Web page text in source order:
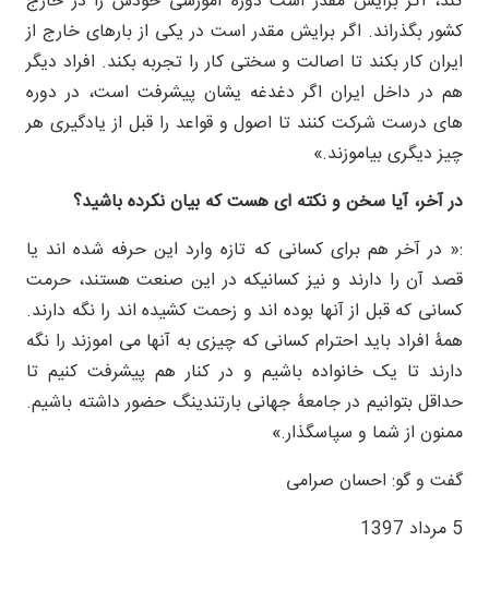
کشور بگذراند. اگر برایش مقدر است در یکی از بارهای خارج از
ایران کار بکند تا اصالت و سختی کار را تجربه بکند. افراد دیگر
هم در داخل ایران اگر دغدغه یشان پیشرفت است، در دوره
های درست شرکت کنند تا اصول و قواعد را قبل از یادگیری هر
چیز دیگری بیاموزند.»
در آخر، آیا سخن و نکته ای هست که بیان نکرده باشید؟
:« در آخر هم برای کسانی که تازه وارد این حرفه شده اند یا
قصد آن را دارند و نیز کسانیکه در این صنعت هستند، حرمت
کسانی که قبل از آنها بوده اند و زحمت کشیده اند را نگه دارند.
همۀ افراد باید احترام کسانی که چیزی به آنها می اموزند را نگه
دارند تا یک خانواده باشیم و در کنار هم پیشرفت کنیم تا
حداقل بتوانیم در جامعۀ جهانی بارتندینگ حضور داشته باشیم.
ممنون از شما و سپاسگذار.»
گفت و گو: احسان صرامی
5 مرداد 1397